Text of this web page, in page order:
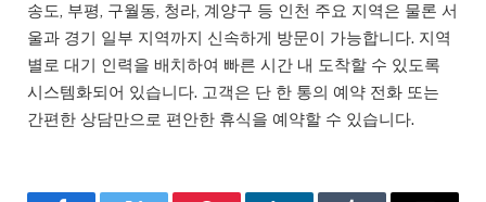
송도, 부평, 구월동, 청라, 계양구 등 인천 주요 지역은 물론 서
울과 경기 일부 지역까지 신속하게 방문이 가능합니다. 지역
별로 대기 인력을 배치하여 빠른 시간 내 도착할 수 있도록
시스템화되어 있습니다. 고객은 단 한 통의 예약 전화 또는
간편한 상담만으로 편안한 휴식을 예약할 수 있습니다.